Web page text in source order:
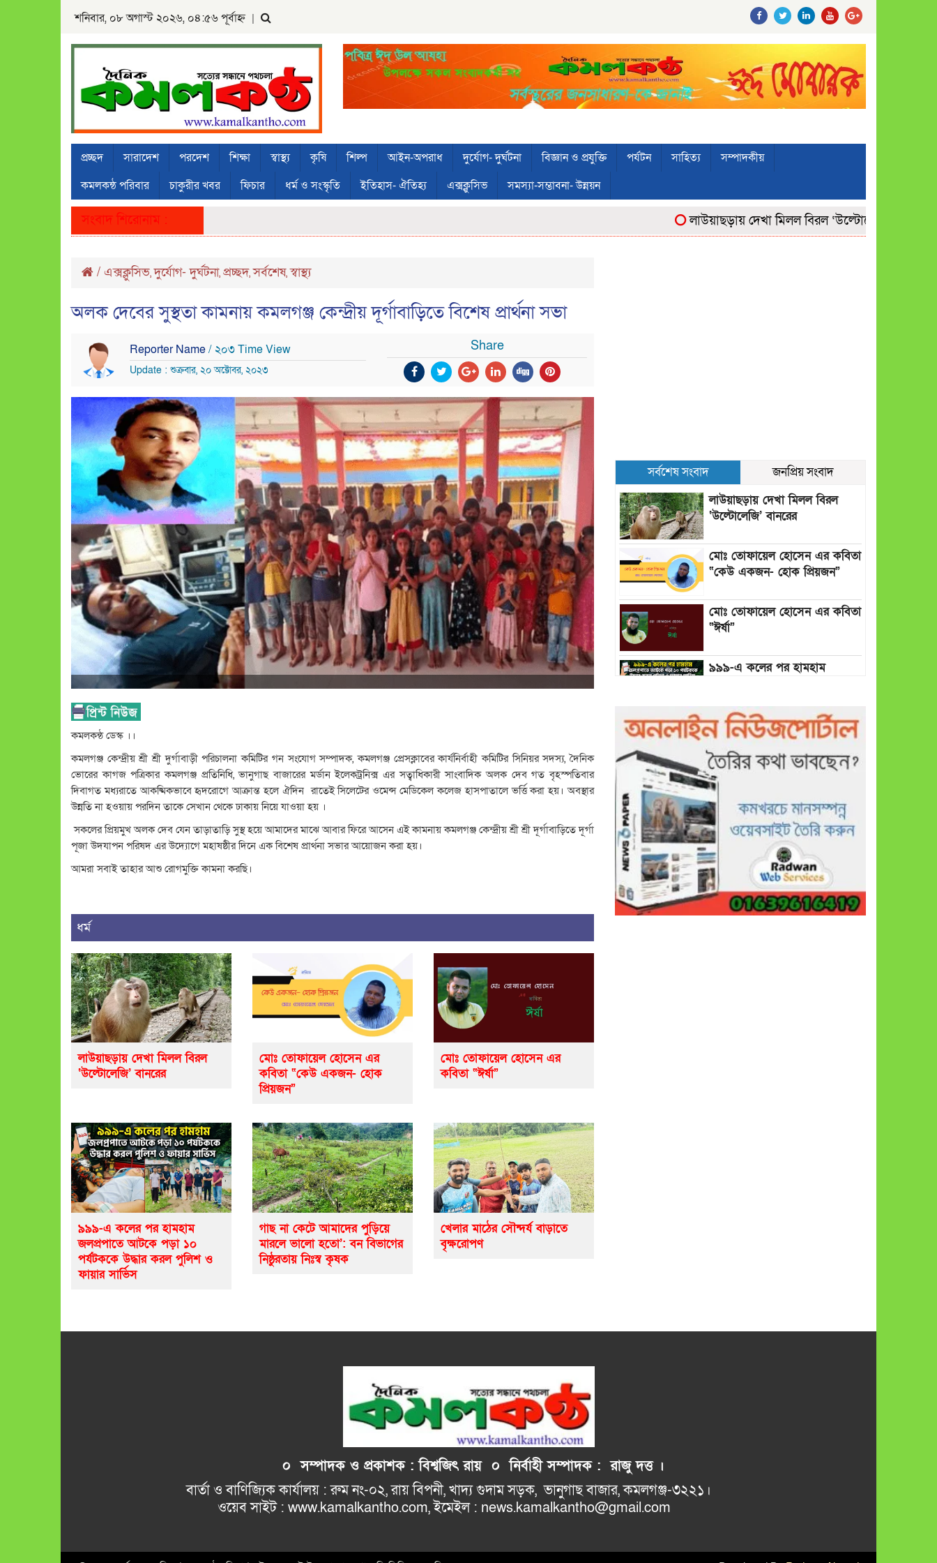
শনিবার, ০৮ অগাস্ট ২০২৬, ০৪:৫৬ পূর্বাহ্ন |
প্রচ্ছদ সারাদেশ পরদেশ শিক্ষা স্বাস্থ্য কৃষি শিল্প আইন-অপরাধ দুর্যোগ- দুর্ঘটনা বিজ্ঞান ও প্রযুক্তি পর্যটন সাহিত্য
সম্পাদকীয়
কমলকন্ঠ পরিবার
চাকুরীর খবর ফিচার ধর্ম ও সংস্কৃতি ইতিহাস- ঐতিহ্য এক্সক্লুসিভ সমস্যা-সম্ভাবনা- উন্নয়ন
সংবাদ শিরোনাম : লাউয়াছড়ায় দেখা মিলল বিরল ‘উল্টোলেজি’ বানরের
/ এক্সক্লুসিভ,দুর্যোগ- দুর্ঘটনা, প্রচ্ছদ,সর্বশেষ,স্বাস্থ্য
অলক দেবের সুস্থতা কামনায় কমলগঞ্জ কেন্দ্রীয় দূর্গাবাড়িতে বিশেষ প্রার্থনা সভা
Reporter Name/ ২০৩ Time View
Update : শুক্রবার, ২০ অক্টোবর, ২০২৩
Share
কমলকন্ঠ ডেস্ক ।।
কমলগঞ্জ কেন্দ্রীয় শ্রী শ্রী দুর্গাবাড়ী পরিচালনা কমিটির গন সংযোগ সম্পাদক, কমলগঞ্জ প্রেসক্লাবের কার্যনির্বাহী কমিটির সিনিয়র সদস্য, দৈনিক
ভোরের কাগজ পত্রিকার কমলগঞ্জ প্রতিনিধি, ভানুগাছ বাজারের মর্ডান ইলেকট্রনিক্স এর সত্বাধিকারী সাংবাদিক অলক দেব গত বৃহস্পতিবার
দিবাগত মধ্যরাতে আকষ্মিকভাবে হৃদরোগে আক্রান্ত হলে ঐদিন রাতেই সিলেটের ওমেন্স মেডিকেল কলেজ হাসপাতালে ভর্ত্তি করা হয়। অবস্থার
উন্নতি না হওয়ায় পরদিন তাকে সেখান থেকে ঢাকায় নিয়ে যাওয়া হয় ।
সকলের প্রিয়মুখ অলক দেব যেন তাড়াতাড়ি সুস্থ হয়ে আমাদের মাঝে আবার ফিরে আসেন এই কামনায় কমলগঞ্জ কেন্দ্রীয় শ্রী শ্রী দূর্গাবাড়িতে দূর্গা
পূজা উদযাপন পরিষদ এর উদ্যোগে মহাষষ্ঠীর দিনে এক বিশেষ প্রার্থনা সভার আয়োজন করা হয়।
আমরা সবাই তাহার আশু রোগমুক্তি কামনা করছি।
ধর্ম
লাউয়াছড়ায় দেখা মিলল বিরল
‘উল্টোলেজি’ বানরের
মোঃ তোফায়েল হোসেন এর
কবিতা “কেউ একজন- হোক
প্রিয়জন”
মোঃ তোফায়েল হোসেন এর
কবিতা “ঈর্ষা”
৯৯৯-এ কলের পর হামহাম
জলপ্রপাতে আটকে পড়া ১০
পর্যটককে উদ্ধার করল পুলিশ ও
ফায়ার সার্ভিস
গাছ না কেটে আমাদের পুড়িয়ে
মারলে ভালো হতো’: বন বিভাগের
নিষ্ঠুরতায় নিঃস্ব কৃষক
খেলার মাঠের সৌন্দর্য বাড়াতে
বৃক্ষরোপণ
সর্বশেষ সংবাদ
জনপ্রিয় সংবাদ
লাউয়াছড়ায় দেখা মিলল বিরল
‘উল্টোলেজি’ বানরের
মোঃ তোফায়েল হোসেন এর কবিতা
“কেউ একজন- হোক প্রিয়জন”
মোঃ তোফায়েল হোসেন এর কবিতা
“ঈর্ষা”
৯৯৯-এ কলের পর হামহাম
ফায়ার সার্ভিস
গাছ না কেটে আমাদের পুড়িয়ে
মারলে ভালো হতো’: বন বিভাগের
নিষ্ঠুরতায় নিঃস্ব কৃষক
০ সম্পাদক ও প্রকাশক : বিশ্বজিৎ রায় ০ নির্বাহীসম্পাদক : রাজু দত্ত ।
বার্তা ও বাণিজ্যিক কার্যালয় : রুম নং-০২, রায় বিপনী, খাদ্য গুদাম সড়ক, ভানুগাছ বাজার, কমলগঞ্জ-৩২২১।
ওয়েব সাইট : www.kamalkantho.com, ইমেইল : news.kamalkantho@gmail.com